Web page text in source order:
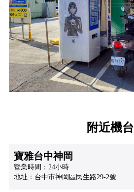
附近機台
寶雅台中神岡
營業時間：24小時
地址：台中市神岡區民生路29-2號